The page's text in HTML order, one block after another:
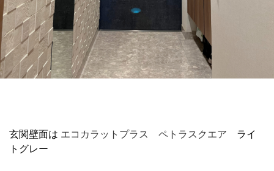
玄関壁面は エコカラットプラス ペトラスクエア ライ
トグレー